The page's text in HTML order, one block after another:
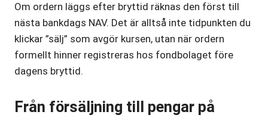
Om ordern läggs efter bryttid räknas den först till
nästa bankdags NAV. Det är alltså inte tidpunkten du
klickar ”sälj” som avgör kursen, utan när ordern
formellt hinner registreras hos fondbolaget före
dagens bryttid.
Från försäljning till pengar på